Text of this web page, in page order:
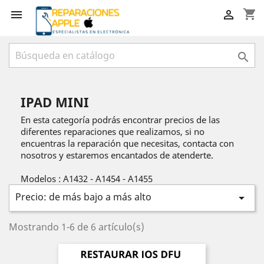
 shopping_cart


IPAD MINI
En esta categoría podrás encontrar precios de las
diferentes reparaciones que realizamos, si no
encuentras la reparación que necesitas, contacta con
nosotros y estaremos encantados de atenderte.
Modelos : A1432 - A1454 - A1455
Precio: de más bajo a más alto 
Mostrando 1-6 de 6 artículo(s)